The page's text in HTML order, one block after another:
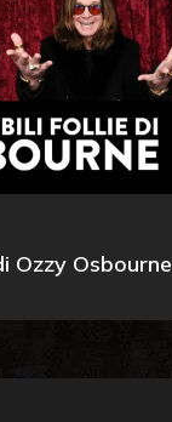
Ozzy Osbourne